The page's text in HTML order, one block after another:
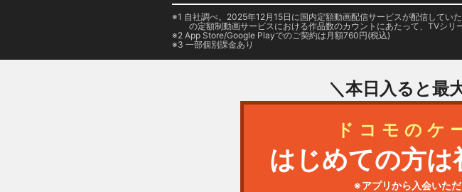
1 自社調べ。2025年12月15日に国内定額動画配信サービスが配信してい
の定額制動画サービスにおける作品数のカウントにあたって、TVシリ
2 App Store/Google Playでのご契約は月額760円(税込)
3 一部個別課金あり
＼本日入ると最
ドコモのケ
はじめての方は
※アプリから入会いた